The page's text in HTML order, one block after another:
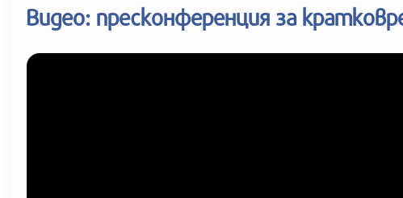
Видео: пресконференция за